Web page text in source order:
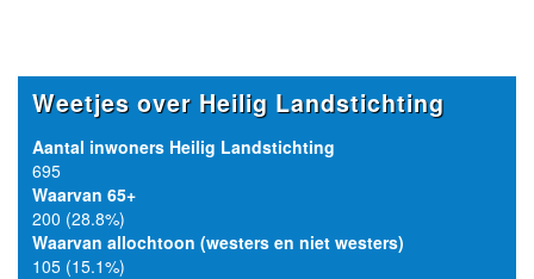
Weetjes over Heilig Landstichting
Aantal inwoners Heilig Landstichting
695
Waarvan 65+
200 (28.8%)
Waarvan allochtoon (westers en niet westers)
105 (15.1%)